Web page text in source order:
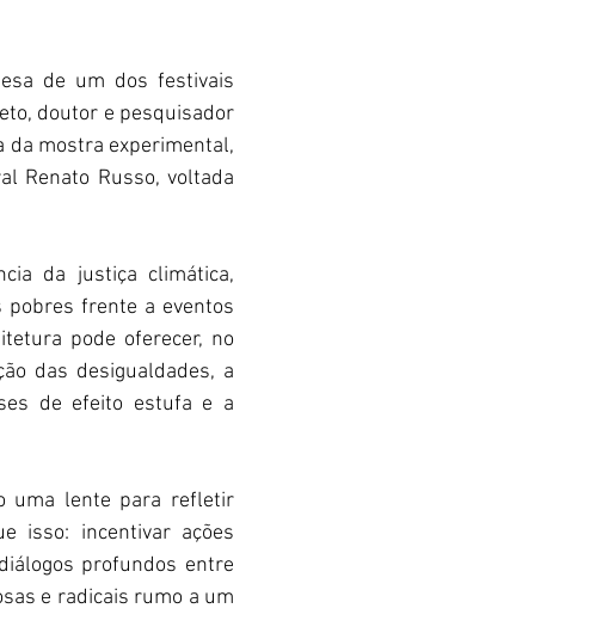
de um dos festivais
doutor e pesquisador
da mostra experimental,
Renato Russo, voltada
da justiça climática,
pobres frente a eventos
pode oferecer, no
das desigualdades, a
de efeito estufa e a
uma lente para refletir
isso: incentivar ações
profundos entre
e radicais rumo a um